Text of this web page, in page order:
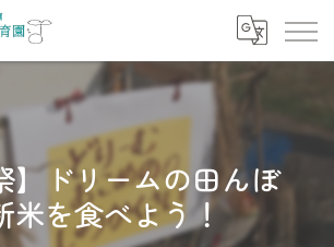
】ドリームの田んぼ
米を食べよう！